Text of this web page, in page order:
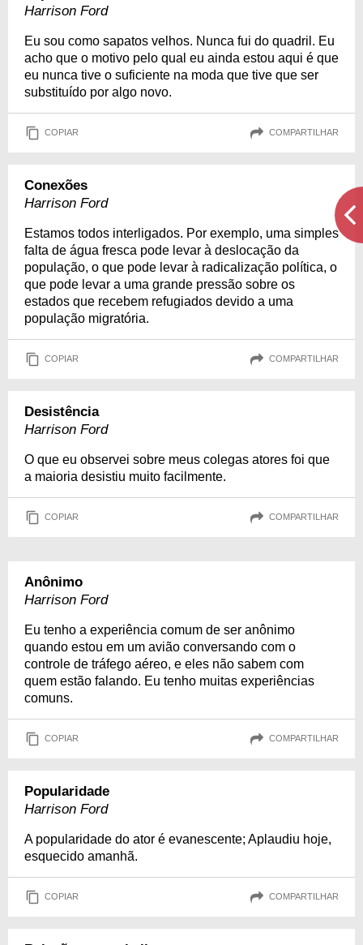
Harrison Ford
Eu sou como sapatos velhos. Nunca fui do quadril. Eu
acho que o motivo pelo qual eu ainda estou aqui é que
eu nunca tive o suficiente na moda que tive que ser
substituído por algo novo.
COPIAR COMPARTILHAR
Conexões
Harrison Ford
Estamos todos interligados. Por exemplo, uma simples
falta de água fresca pode levar à deslocação da
população, o que pode levar à radicalização política, o
que pode levar a uma grande pressão sobre os
estados que recebem refugiados devido a uma
população migratória.
COPIAR COMPARTILHAR
Desistência
Harrison Ford
O que eu observei sobre meus colegas atores foi que
a maioria desistiu muito facilmente.
COPIAR COMPARTILHAR
Anônimo
Harrison Ford
Eu tenho a experiência comum de ser anônimo
quando estou em um avião conversando com o
controle de tráfego aéreo, e eles não sabem com
quem estão falando. Eu tenho muitas experiências
comuns.
COPIAR COMPARTILHAR
Popularidade
Harrison Ford
A popularidade do ator é evanescente; Aplaudiu hoje,
esquecido amanhã.
COPIAR COMPARTILHAR